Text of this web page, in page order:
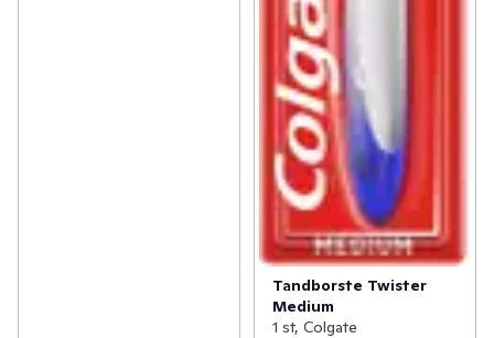
Tandborste Twister
Medium
1 st, Colgate